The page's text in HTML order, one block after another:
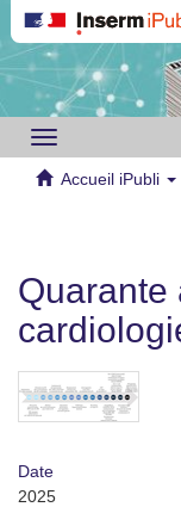
Toggle
navigation
Accueil iPubli
Quarante
Date
2025